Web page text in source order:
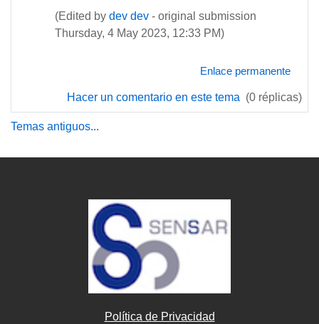
(Edited by dev dev - original submission
Thursday, 4 May 2023, 12:33 PM)
Enlace permanente
Hacer un comentario en este tema (0 réplicas)
Temas antiguos...
Política de Privacidad